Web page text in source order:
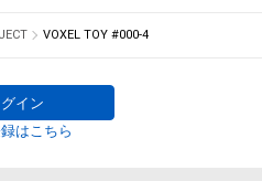
VOXEL TOY #000-4
イン
はこちら